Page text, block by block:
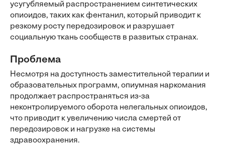
усугубляемый распространением синтетических
опиоидов, таких как фентанил, который приводит к
резкому росту передозировок и разрушает
социальную ткань сообществ в развитых странах.
Проблема
Несмотря на доступность заместительной терапии и
образовательных программ, опиумная наркомания
продолжает распространяться из-за
неконтролируемого оборота нелегальных опиоидов,
что приводит к увеличению числа смертей от
передозировок и нагрузке на системы
здравоохранения.